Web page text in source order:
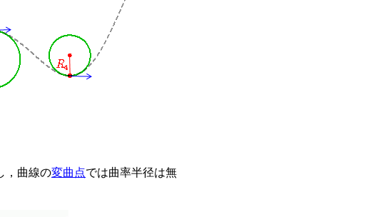
，曲線の変曲点では曲率半径は無